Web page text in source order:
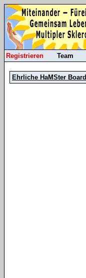
Registrieren Team
Ehrliche HaMSter Board